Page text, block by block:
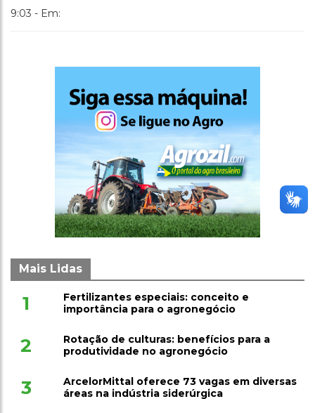
9:03 - Em:
Mais Lidas
1
Fertilizantes especiais: conceito e
importância para o agronegócio
2
Rotação de culturas: benefícios para a
produtividade no agronegócio
3
ArcelorMittal oferece 73 vagas em diversas
áreas na indústria siderúrgica